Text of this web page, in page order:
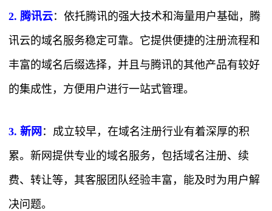
2. 腾讯云：依托腾讯的强大技术和海量用户基础，腾
讯云的域名服务稳定可靠。它提供便捷的注册流程和
丰富的域名后缀选择，并且与腾讯的其他产品有较好
的集成性，方便用户进行一站式管理。
3. 新网 ：成立较早，在域名注册行业有着深厚的积
累。新网提供专业的域名服务，包括域名注册、续
费、转让等，其客服团队经验丰富，能及时为用户解
决问题。